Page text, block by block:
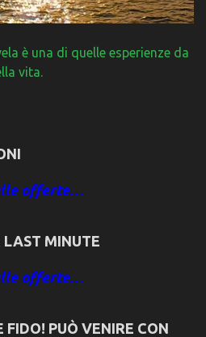
è una di quelle esperienze da
vita.
offerte…
LAST MINUTE
offerte…
PUÒ VENIRE CON